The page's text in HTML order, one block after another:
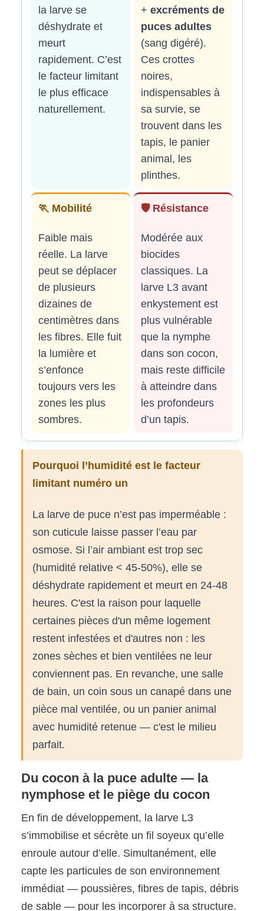
la larve se
déshydrate et
meurt
rapidement. C’est
le facteur limitant
le plus efficace
naturellement.
+ excréments de
puces adultes
(sang digéré).
Ces crottes
noires,
indispensables à
sa survie, se
trouvent dans les
tapis, le panier
animal, les
plinthes.
🏃 Mobilité
Faible mais
réelle. La larve
peut se déplacer
de plusieurs
dizaines de
centimètres dans
les fibres. Elle fuit
la lumière et
s’enfonce
toujours vers les
zones les plus
sombres.
🛡️ Résistance
Modérée aux
biocides
classiques. La
larve L3 avant
enkystement est
plus vulnérable
que la nymphe
dans son cocon,
mais reste difficile
à atteindre dans
les profondeurs
d’un tapis.
Pourquoi l’humidité est le facteur
limitant numéro un
La larve de puce n’est pas imperméable :
son cuticule laisse passer l’eau par
osmose. Si l’air ambiant est trop sec
(humidité relative < 45-50%), elle se
déshydrate rapidement et meurt en 24-48
heures. C'est la raison pour laquelle
certaines pièces d'un même logement
restent infestées et d'autres non : les
zones sèches et bien ventilées ne leur
conviennent pas. En revanche, une salle
de bain, un coin sous un canapé dans une
pièce mal ventilée, ou un panier animal
avec humidité retenue — c'est le milieu
parfait.
Du cocon à la puce adulte — la
nymphose et le piège du cocon
En fin de développement, la larve L3
s’immobilise et sécrète un fil soyeux qu’elle
enroule autour d’elle. Simultanément, elle
capte les particules de son environnement
immédiat — poussières, fibres de tapis, débris
de sable — pour les incorporer à sa structure.